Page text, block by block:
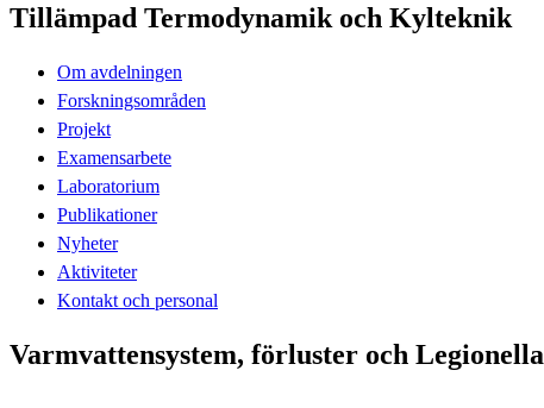
Tillämpad Termodynamik och Kylteknik
Om avdelningen
Forskningsområden
Projekt
Examensarbete
Laboratorium
Publikationer
Nyheter
Aktiviteter
Kontakt och personal
Varmvattensystem, förluster och Legionella